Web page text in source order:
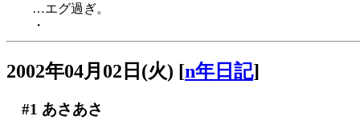
…エグ過ぎ。
・
2002年04月02日(火) [n年日記]
#1 あさあさ